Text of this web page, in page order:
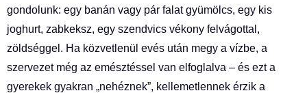
gondolunk: egy banán vagy pár falat gyümölcs, egy kis
joghurt, zabkeksz, egy szendvics vékony felvágottal,
zöldséggel. Ha közvetlenül evés után megy a vízbe, a
szervezet még az emésztéssel van elfoglalva – és ezt a
gyerekek gyakran „nehéznek”, kellemetlennek érzik a